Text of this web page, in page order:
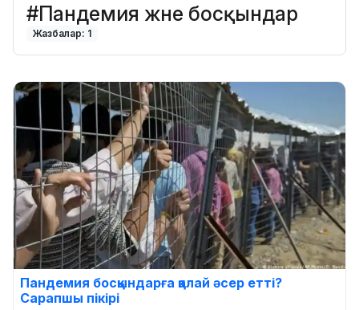
#Пандемия және босқындар
Жазбалар: 1
Пандемия босқындарға қалай әсер етті?
Сарапшы пікірі